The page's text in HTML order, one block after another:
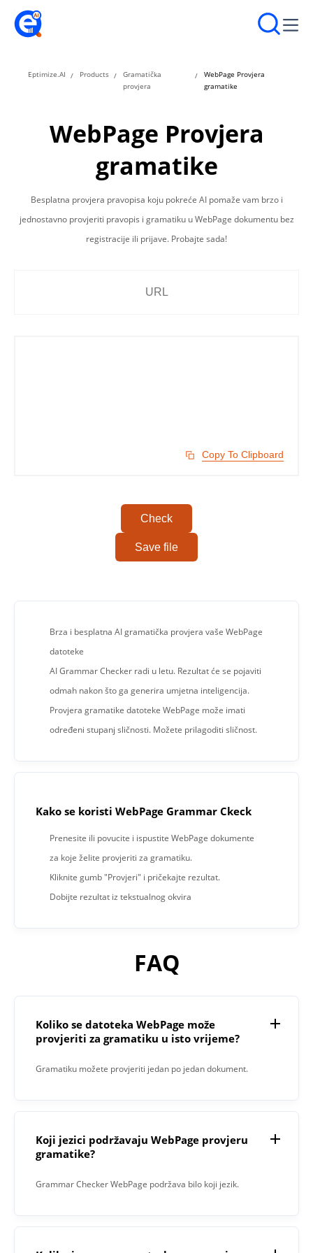
Eptimize.AI Products
Gramatička
provjera
WebPage Provjera
gramatike
WebPage Provjera
gramatike
Besplatna provjera pravopisa koju pokreće AI pomaže vam brzo i
jednostavno provjeriti pravopis i gramatiku u WebPage dokumentu bez
registracije ili prijave. Probajte sada!
Copy To Clipboard
Check
Save file
Brza i besplatna AI gramatička provjera vaše WebPage
datoteke
AI Grammar Checker radi u letu. Rezultat će se pojaviti
odmah nakon što ga generira umjetna inteligencija.
Provjera gramatike datoteke WebPage može imati
određeni stupanj sličnosti. Možete prilagoditi sličnost.
Kako se koristi WebPage Grammar Ckeck
Prenesite ili povucite i ispustite WebPage dokumente
za koje želite provjeriti za gramatiku.
Kliknite gumb "Provjeri" i pričekajte rezultat.
Dobijte rezultat iz tekstualnog okvira
FAQ
Koliko se datoteka WebPage može
provjeriti za gramatiku u isto vrijeme?
Gramatiku možete provjeriti jedan po jedan dokument.
Koji jezici podržavaju WebPage provjeru
gramatike?
Grammar Checker WebPage podržava bilo koji jezik.